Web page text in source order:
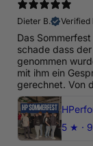
Dieter B.
Verified
Das
schade dass
genommen
mit ihm ein
gerechnet. Von
5 ★ ·